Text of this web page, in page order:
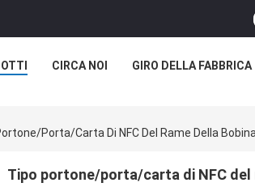
CIRCA NOI GIRO DELLA FABBRICA
porta/carta Di NFC Del Rame Della
Tipo portone/porta/carta di NFC del